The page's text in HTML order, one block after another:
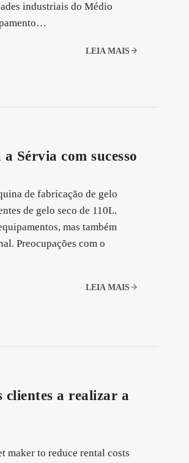
industriais do Médio
LEIA MAIS
Sérvia com sucesso
de fabricação de gelo
de gelo seco de 110L.
mas também
Preocupações com o
LEIA MAIS
clientes a realizar a
to reduce rental costs